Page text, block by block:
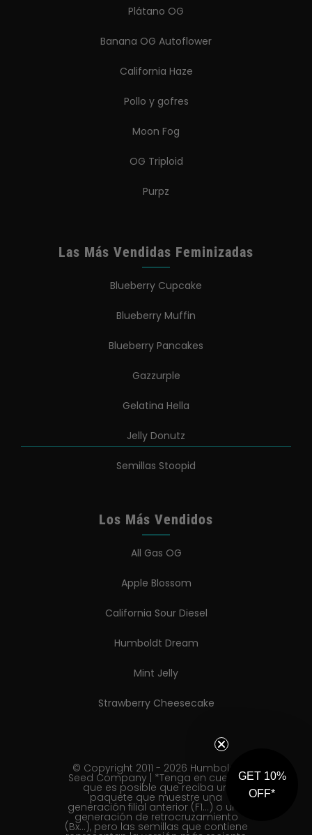
Plátano OG
Banana OG Autoflower
California Haze
Pollo y gofres
Moon Fog
OG Triploid
Purpz
Las Más Vendidas Feminizadas
Blueberry Cupcake
Blueberry Muffin
Blueberry Pancakes
Gazzurple
Gelatina Hella
Jelly Donutz
Semillas Stoopid
Los Más Vendidos
All Gas OG
Apple Blossom
California Sour Diesel
Humboldt Dream
Mint Jelly
Strawberry Cheesecake
© Copyright 2011 - 2026 Humboldt
Seed Company | *Tenga en cuenta
que es posible que reciba un
paquete que muestre una
generación filial anterior (F1...) o una
generación de retrocruzamiento
(Bx...), pero las semillas que contiene
GET 10%
OFF*